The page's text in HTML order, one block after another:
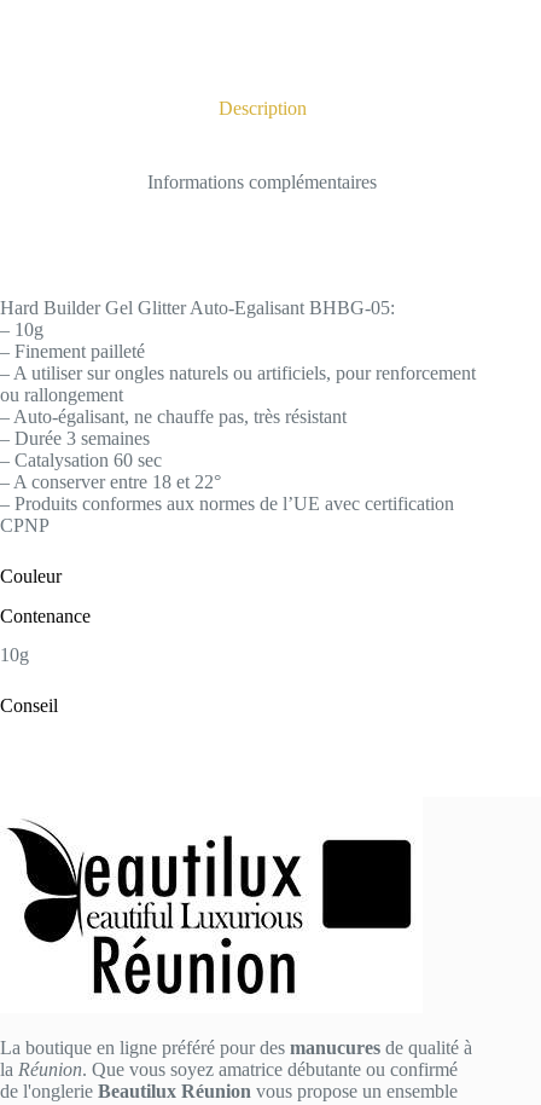
Description
Informations complémentaires
Hard Builder Gel Glitter Auto-Egalisant BHBG-05:
– 10g
– Finement pailleté
– A utiliser sur ongles naturels ou artificiels, pour renforcement
ou rallongement
– Auto-égalisant, ne chauffe pas, très résistant
– Durée 3 semaines
– Catalysation 60 sec
– A conserver entre 18 et 22°
– Produits conformes aux normes de l’UE avec certification
CPNP
Couleur
Contenance
10g
Conseil
La boutique en ligne préféré pour des manucures de qualité à
la Réunion. Que vous soyez amatrice débutante ou confirmé
de l'onglerie Beautilux Réunion vous propose un ensemble